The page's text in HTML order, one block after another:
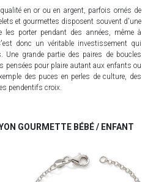
en or ou en argent, parfois ornés de
et gourmettes disposent souvent d'une
les porter pendant des années, même à
donc un véritable investissement qui
Une grande partie des paires de boucles
pensées pour plaire autant aux enfants ou
des puces en perles de culture, des
pendentifs croix.
GOURMETTE BÉBÉ / ENFANT